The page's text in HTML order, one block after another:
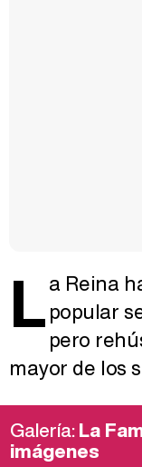
La Reina
popular
pero
mayor de los
Galería:La
imágenes